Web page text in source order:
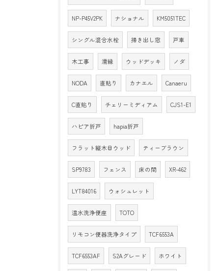
NP-P45V2PK ナショナル KM5051TEC
シングル混合水栓 掃き出し窓 戸車
木工事 濡縁 ウッドデッキ ノダ
NODA 直貼り カナエル Canaeru
C直貼り チェリーミディアム CJS1-E1
ハピア折戸 hapia折戸
フラット縦木目ウッド ティーブラウン
SP9783 フェンス 床の間 XR-462
LYT84016 ウォシュレット
温水洗浄便座 TOTO
リモコン便器洗浄タイプ TCF6553A
TCF6553AF S2Aグレード ホワイト